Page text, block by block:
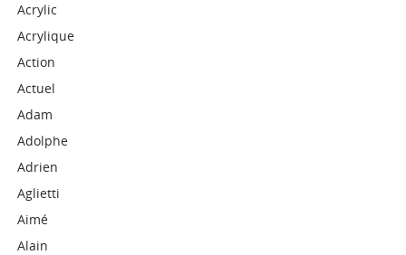
Acrylic
Acrylique
Action
Actuel
Adam
Adolphe
Adrien
Aglietti
Aimé
Alain